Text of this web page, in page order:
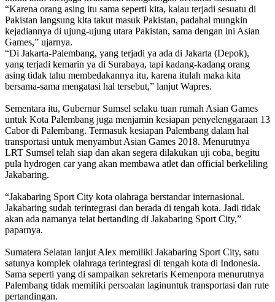
“Karena orang asing itu sama seperti kita, kalau terjadi sesuatu di
Pakistan langsung kita takut masuk Pakistan, padahal mungkin
kejadiannya di ujung-ujung utara Pakistan, sama dengan ini Asian
Games,” ujarnya.
“Di Jakarta-Palembang, yang terjadi ya ada di Jakarta (Depok),
yang terjadi kemarin ya di Surabaya, tapi kadang-kadang orang
asing tidak tahu membedakannya itu, karena itulah maka kita
bersama-sama mengatasi hal tersebut,” lanjut Wapres.
Sementara itu, Gubernur Sumsel selaku tuan rumah Asian Games
untuk Kota Palembang juga menjamin kesiapan penyelenggaraan 13
Cabor di Palembang. Termasuk kesiapan Palembang dalam hal
transportasi untuk menyambut Asian Games 2018. Menurutnya
LRT Sumsel telah siap dan akan segera dilakukan uji coba, begitu
pula hydrogen car yang akan membawa atlet dan official berkeliling
Jakabaring.
“Jakabaring Sport City kota olahraga berstandar internasional.
Jakabaring sudah terintegrasi dan berada di tengah kota. Jadi tidak
akan ada namanya telat bertanding di Jakabaring Sport City,”
paparnya.
Sumatera Selatan lanjut Alex memiliki Jakabaring Sport City, satu
satunya komplek olahraga terintegrasi di tengah kota di Indonesia.
Sama seperti yang di sampaikan sekretaris Kemenpora menurutnya
Palembang tidak memiliki persoalan laginuntuk transportasi dan rute
pertandingan.